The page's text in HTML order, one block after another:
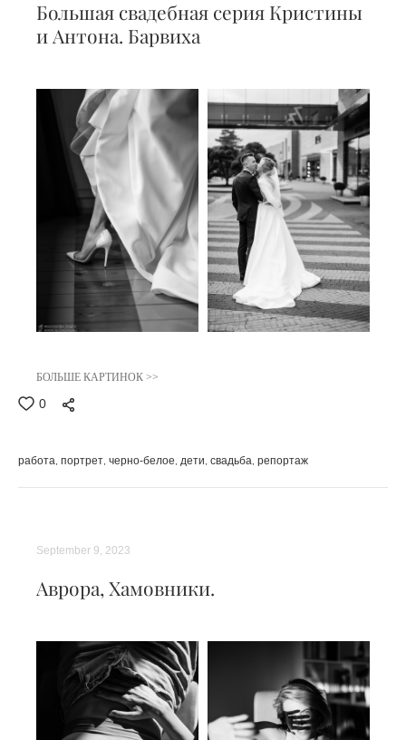
Большая свадебная серия Кристины
и Антона. Барвиха
БОЛЬШЕ КАРТИНОК >>
0
работа портрет черно-белое дети свадьба репортаж
Аврора, Хамовники.
September 9, 2023